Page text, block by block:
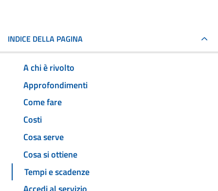
INDICE DELLA PAGINA
A chi è rivolto
Approfondimenti
Come fare
Costi
Cosa serve
Cosa si ottiene
Tempi e scadenze